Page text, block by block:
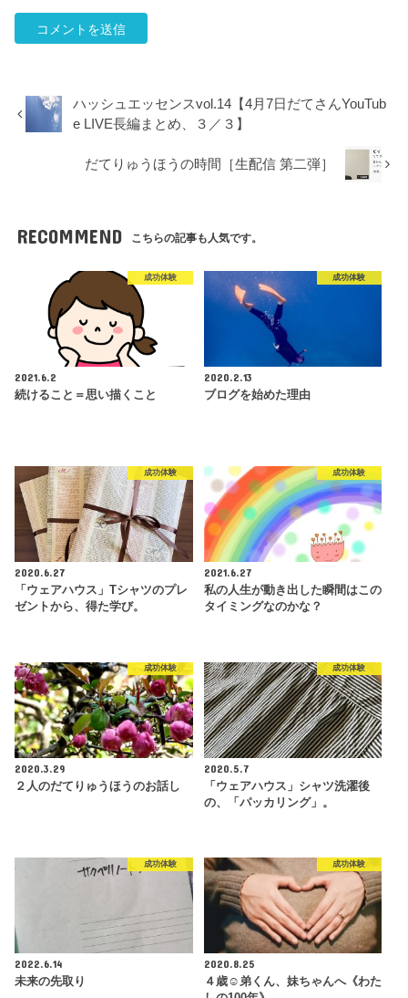
ハッシュエッセンスvol.14【4月7日だてさんYouTub
e LIVE長編まとめ、３／３】
だてりゅうほうの時間［生配信 第二弾］
RECOMMEND こちらの記事も人気です。
成功体験
2021.6.2
続けること＝思い描くこと
成功体験
2020.2.13
ブログを始めた理由
成功体験
2020.6.27
「ウェアハウス」Tシャツのプレ
ゼントから、得た学び。
成功体験
2021.6.27
私の人生が動き出した瞬間はこの
タイミングなのかな？
成功体験
2020.3.29
２人のだてりゅうほうのお話し
成功体験
2020.5.7
「ウェアハウス」シャツ洗濯後
の、「パッカリング」。
成功体験
2022.6.14
未来の先取り
成功体験
2020.8.25
４歳☺︎弟くん、妹ちゃんへ《わた